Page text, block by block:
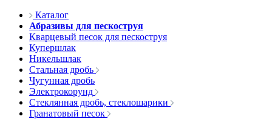
Каталог
Абразивы для пескоструя
Кварцевый песок для пескоструя
Купершлак
Никельшлак
Стальная дробь
Чугунная дробь
Электрокорунд
Стеклянная дробь, стеклошарики
Гранатовый песок